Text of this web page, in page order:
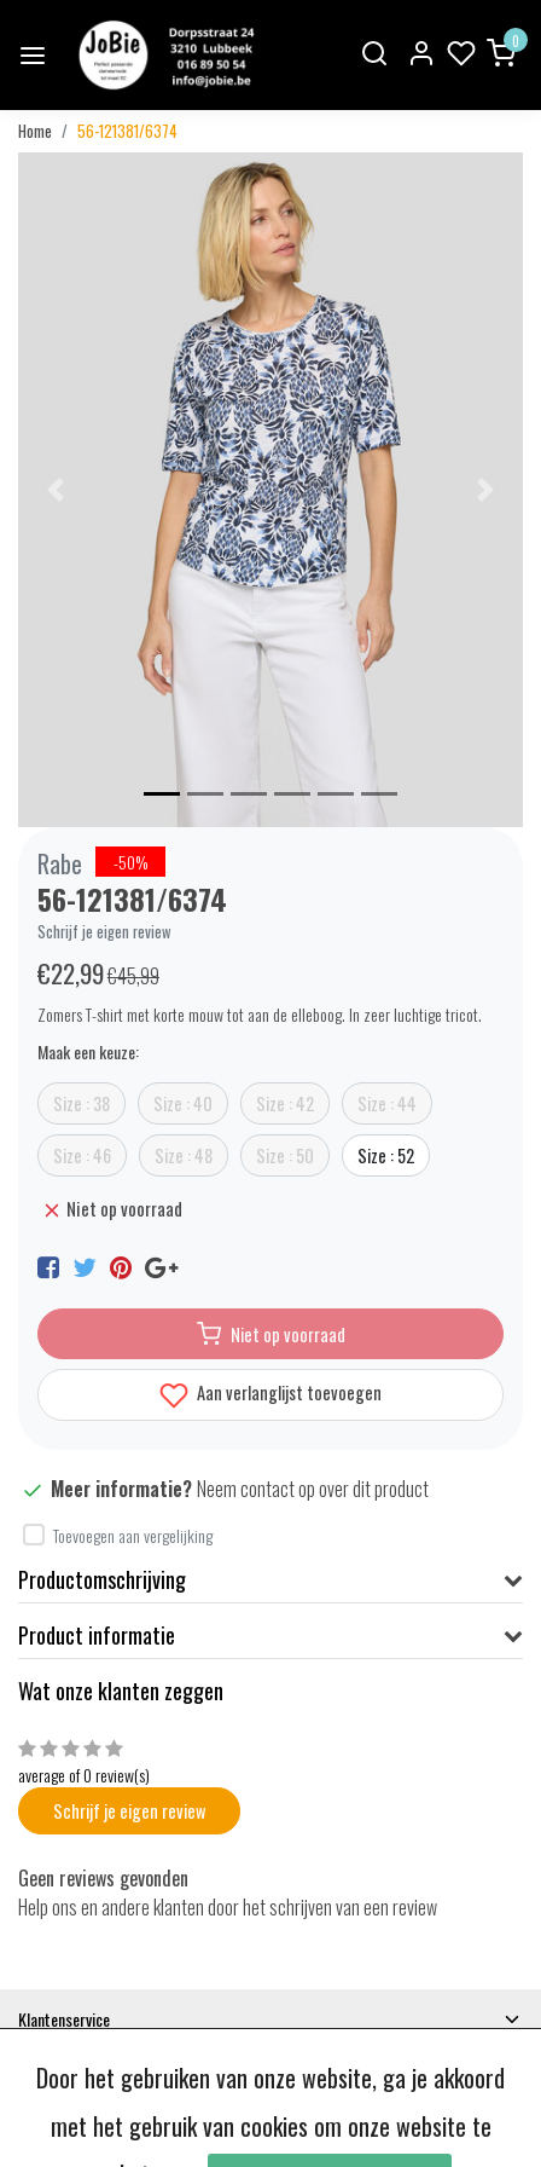
0
Home 56-121381/6374
Rabe -50%
56-121381/6374
Schrijf je eigen review
€22,99€45,99
Zomers T-shirt met korte mouw tot aan de elleboog. In zeer luchtige tricot.
Maak een keuze:
Size : 38 Size : 40 Size : 42 Size : 44
Size : 46 Size : 48 Size : 50 Size : 52
Niet op voorraad
Niet op voorraad
Aan verlanglijst toevoegen
Meer informatie?Neem contact op over dit product
Toevoegen aan vergelijking
Productomschrijving
Product informatie
Wat onze klanten zeggen
average of 0 review(s)
Schrijf je eigen review
Geen reviews gevonden
Help ons en andere klanten door het schrijven van een review
Klantenservice
Categorieën
Contactgegevens
Door het gebruiken van onze website, ga je akkoord
met het gebruik van cookies om onze website te